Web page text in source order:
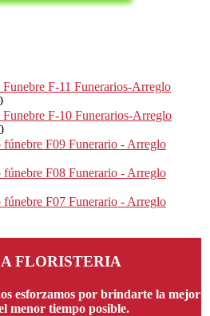
Funerarios-Arreglo
Funerarios-Arreglo
Funerario - Arreglo
Funerario - Arreglo
Funerario - Arreglo
FLORISTERIA
esforzamos por brindarte la mejor
menor tiempo posible.